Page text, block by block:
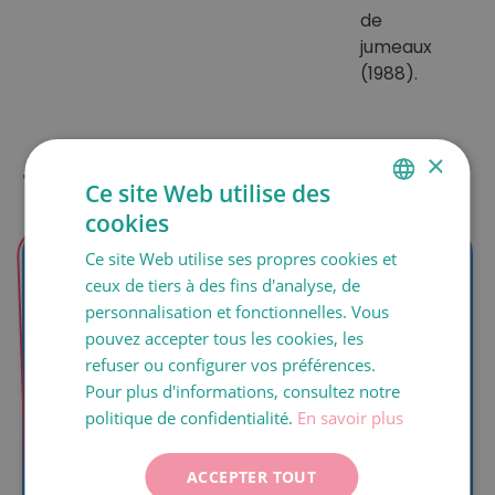
de
jumeaux
(1988).
Témoignages
Sara, Malgrat de
Mar (Barcelona)
J’ai commencé le traitement de FIV à la
fin de l’année dernière, mais pour des
raisons professionnelles j’ai dû le reporter,
que j’avais 5 embryons disponibles. Avec
CATALÀ
ITALIANO
DEUTSCH
×
Ce site Web utilise des
cookies
Ce site Web utilise ses propres cookies et
ceux de tiers à des fins d'analyse, de
personnalisation et fonctionnelles. Vous
pouvez accepter tous les cookies, les
refuser ou configurer vos préférences.
Pour plus d'informations, consultez notre
politique de confidentialité. En savoir plus
ACCEPTER TOUT